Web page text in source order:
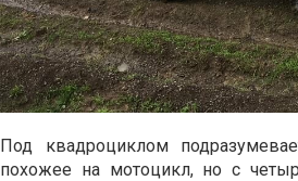
Под квадроциклом
похожее на мотоцикл, но с